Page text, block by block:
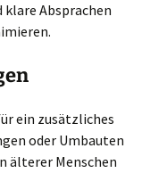
Absprachen
ein zusätzliches
oder Umbauten
älterer Menschen